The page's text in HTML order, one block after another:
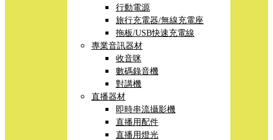
行動電源
旅行充電器/無線充電座
拖板/USB快速充電線
專業音訊器材
收音咪
數碼錄音機
對講機
直播器材
即時串流攝影機
直播用配件
直播用燈光